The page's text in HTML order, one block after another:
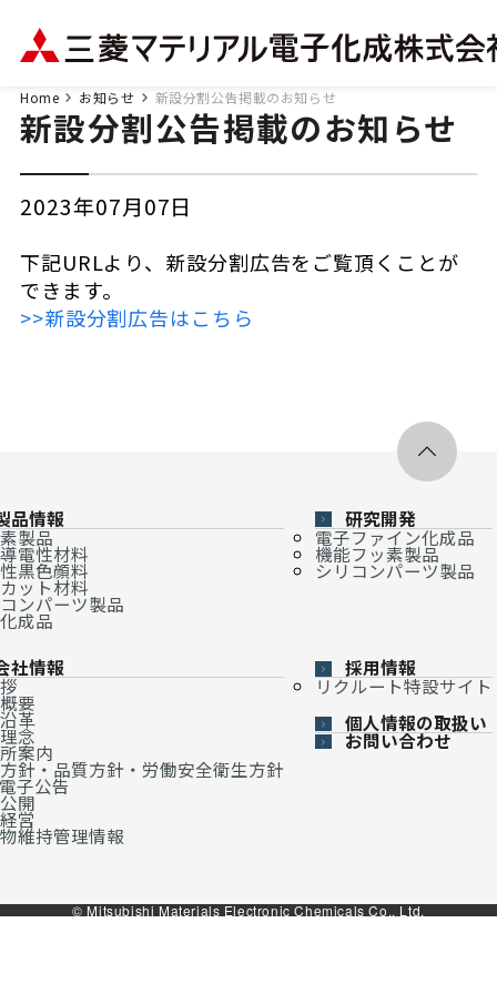
Home お知らせ 新設分割公告掲載のお知らせ
新設分割公告掲載のお知らせ
2023年07月07日
下記URLより、新設分割広告をご覧頂くことが
できます。
>>新設分割広告はこちら
品情報
製品
電性材料
黒色顔料
ット材料
ンパーツ製品
成品
研究開発
電子ファイン化成品
機能フッ素製品
シリコンパーツ製品
社情報
要
革
念
案内
針・品質方針・労働安全衛生方針
子公告
開
営
維持管理情報
採用情報
リクルート特設サイト
個人情報の取扱い
お問い合わせ
© Mitsubishi Materials Electronic Chemicals Co., Ltd.